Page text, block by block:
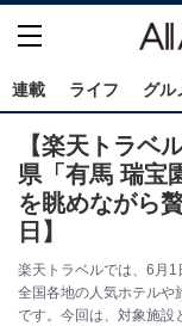
連載 ライフ グル
【楽天トラベ
県「有馬 瑞宝
を眺めながら
日】
楽天トラベルでは、6月
全国各地の人気ホテルや
です。今回は、対象施設